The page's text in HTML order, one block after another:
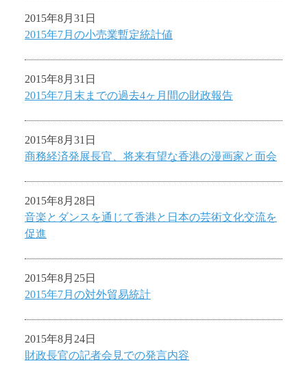
2015年8月31日
2015年7月の小売業暫定統計値
2015年8月31日
2015年7月末までの過去4ヶ月間の財政報告
2015年8月31日
商務経済発展長官、将来有望な香港の漫画家と面会
2015年8月28日
音楽とダンスを通じて香港と日本の芸術文化交流を
促進
2015年8月25日
2015年7月の対外貿易統計
2015年8月24日
財政長官の記者会見での発言内容